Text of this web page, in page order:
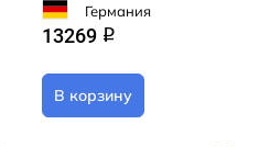
Германия
13269 q
В корзину